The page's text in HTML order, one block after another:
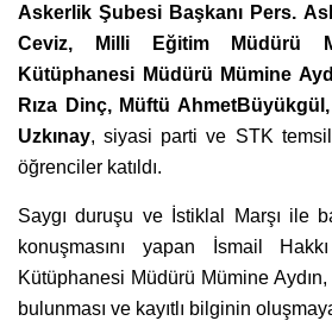
Askerlik Şubesi Başkanı Pers.
Ceviz, Milli Eğitim Müdürü
Kütüphanesi Müdürü Mümine
Rıza Dinç, Müftü
Uzkınay, siyasi parti ve STK
öğrenciler katıldı.
Saygı duruşu ve İstiklal Marşı ile
konuşmasını yapan İsmail
Kütüphanesi Müdürü Mümine Aydın,
bulunması ve kayıtlı bilginin